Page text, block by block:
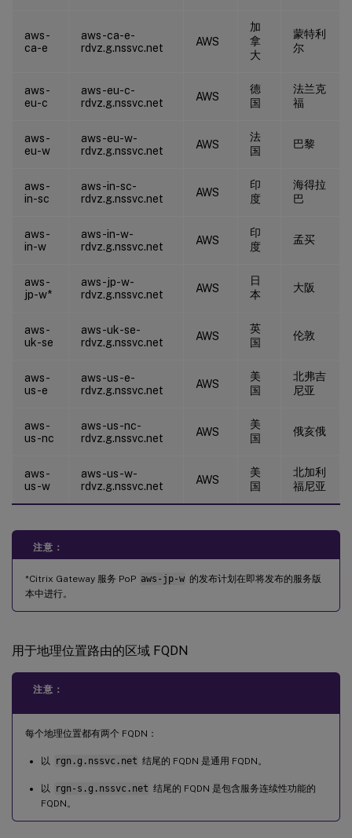
aws-
ca-e
aws-ca-e-
rdvz.g.nssvc.net
AWS
加
拿
大
蒙特利
尔
aws-
eu-c
aws-eu-c-
rdvz.g.nssvc.net
AWS
德
国
法兰克
福
aws-
eu-w
aws-eu-w-
rdvz.g.nssvc.net
AWS
法
国
巴黎
aws-
in-sc
aws-in-sc-
rdvz.g.nssvc.net
AWS
印
度
海得拉
巴
aws-
in-w
aws-in-w-
rdvz.g.nssvc.net
AWS
印
度
孟买
aws-
jp-w*
aws-jp-w-
rdvz.g.nssvc.net
AWS
日
本
大阪
aws-
uk-se
aws-uk-se-
rdvz.g.nssvc.net
AWS
英
国
伦敦
aws-
us-e
aws-us-e-
rdvz.g.nssvc.net
AWS
美
国
北弗吉
尼亚
aws-
us-nc
aws-us-nc-
rdvz.g.nssvc.net
AWS
美
国
俄亥俄
aws-
us-w
aws-us-w-
rdvz.g.nssvc.net
AWS
美
国
北加利
福尼亚
注意：
*Citrix Gateway 服务 PoP aws-jp-w 的发布计划在即将发布的服务版
本中进行。
用于地理位置路由的区域 FQDN
注意：
每个地理位置都有两个 FQDN：
以 rgn.g.nssvc.net 结尾的 FQDN 是通用 FQDN。
以 rgn-s.g.nssvc.net 结尾的 FQDN 是包含服务连续性功能的
FQDN。